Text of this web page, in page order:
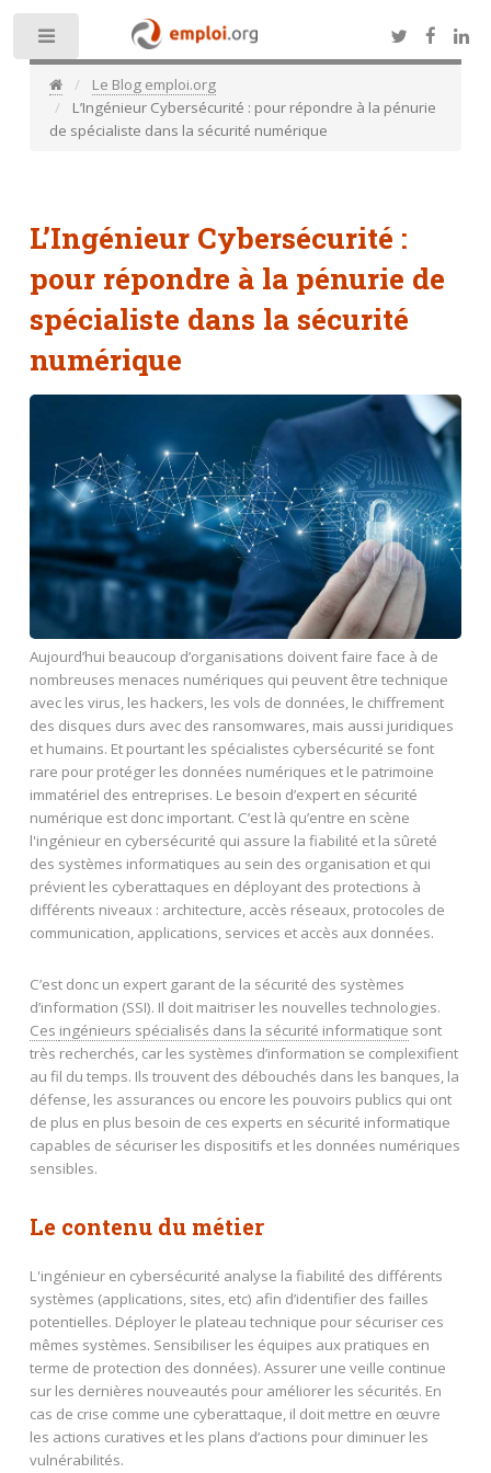
Le Blog emploi.org
L’Ingénieur Cybersécurité : pour répondre à la pénurie
de spécialiste dans la sécurité numérique
L’Ingénieur Cybersécurité :
pour répondre à la pénurie de
spécialiste dans la sécurité
numérique
Aujourd’hui beaucoup d’organisations doivent faire face à de
nombreuses menaces numériques qui peuvent être technique
avec les virus, les hackers, les vols de données, le chiffrement
des disques durs avec des ransomwares, mais aussi juridiques
et humains. Et pourtant les spécialistes cybersécurité se font
rare pour protéger les données numériques et le patrimoine
immatériel des entreprises. Le besoin d’expert en sécurité
numérique est donc important. C’est là qu’entre en scène
l'ingénieur en cybersécurité qui assure la fiabilité et la sûreté
des systèmes informatiques au sein des organisation et qui
prévient les cyberattaques en déployant des protections à
différents niveaux : architecture, accès réseaux, protocoles de
communication, applications, services et accès aux données.
C’est donc un expert garant de la sécurité des systèmes
d’information (SSI). Il doit maitriser les nouvelles technologies.
Ces ingénieurs spécialisés dans la sécurité informatique sont
très recherchés, car les systèmes d’information se complexifient
au fil du temps. Ils trouvent des débouchés dans les banques, la
défense, les assurances ou encore les pouvoirs publics qui ont
de plus en plus besoin de ces experts en sécurité informatique
capables de sécuriser les dispositifs et les données numériques
sensibles.
Le contenu du métier
L'ingénieur en cybersécurité analyse la fiabilité des différents
systèmes (applications, sites, etc) afin d’identifier des failles
potentielles. Déployer le plateau technique pour sécuriser ces
mêmes systèmes. Sensibiliser les équipes aux pratiques en
terme de protection des données). Assurer une veille continue
sur les dernières nouveautés pour améliorer les sécurités. En
cas de crise comme une cyberattaque, il doit mettre en œuvre
les actions curatives et les plans d’actions pour diminuer les
vulnérabilités.
Toggle